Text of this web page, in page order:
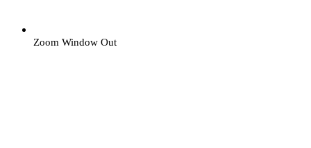
Zoom Window Out